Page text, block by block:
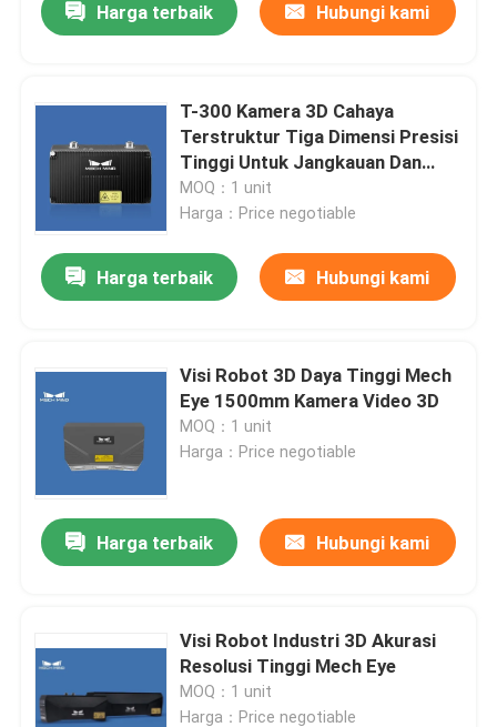
Harga terbaik Hubungi kami
T-300 Kamera 3D Cahaya
Terstruktur Tiga Dimensi Presisi
Tinggi Untuk Jangkauan Dan
Deteksi Struktur Pemindaian
MOQ：1 unit
Harga：Price negotiable
Harga terbaik Hubungi kami
Visi Robot 3D Daya Tinggi Mech
Eye 1500mm Kamera Video 3D
MOQ：1 unit
Harga：Price negotiable
Harga terbaik Hubungi kami
Visi Robot Industri 3D Akurasi
Resolusi Tinggi Mech Eye
MOQ：1 unit
Harga：Price negotiable